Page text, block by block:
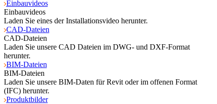
Einbauvideos
Einbauvideos
Laden Sie eines der Installationsvideo herunter.
CAD-Dateien
CAD-Dateien
Laden Sie unsere CAD Dateien im DWG- und DXF-Format
herunter.
BIM-Dateien
BIM-Dateien
Laden Sie unsere BIM-Daten für Revit oder im offenen Format
(IFC) herunter.
Produktbilder